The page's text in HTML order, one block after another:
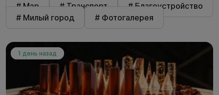
# Мэр # Транспорт
# Благоустройство
# Милый город
# Фотогалерея
1 день назад